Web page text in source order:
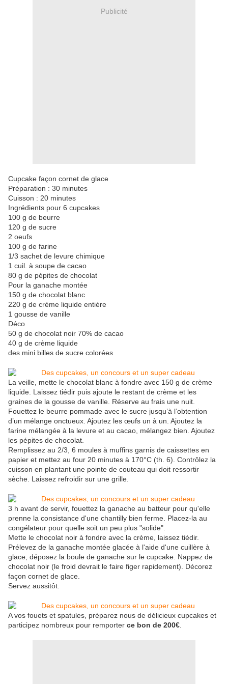
Publicité
Cupcake façon cornet de glace
Préparation : 30 minutes
Cuisson : 20 minutes
Ingrédients pour 6 cupcakes
100 g de beurre
120 g de sucre
2 oeufs
100 g de farine
1/3 sachet de levure chimique
1 cuil. à soupe de cacao
80 g de pépites de chocolat
Pour la ganache montée
150 g de chocolat blanc
220 g de crème liquide entière
1 gousse de vanille
Déco
50 g de chocolat noir 70% de cacao
40 g de crème liquide
des mini billes de sucre colorées
La veille, mette le chocolat blanc à fondre avec 150 g de crème
liquide. Laissez tiédir puis ajoute le restant de crème et les
graines de la gousse de vanille. Réserve au frais une nuit.
Fouettez le beurre pommade avec le sucre jusqu’à l’obtention
d’un mélange onctueux. Ajoutez les œufs un à un. Ajoutez la
farine mélangée à la levure et au cacao, mélangez bien. Ajoutez
les pépites de chocolat.
Remplissez au 2/3, 6 moules à muffins garnis de caissettes en
papier et mettez au four 20 minutes à 170°C (th. 6). Contrôlez la
cuisson en plantant une pointe de couteau qui doit ressortir
sèche. Laissez refroidir sur une grille.
3 h avant de servir, fouettez la ganache au batteur pour qu'elle
prenne la consistance d'une chantilly bien ferme. Placez-la au
congélateur pour quelle soit un peu plus "solide".
Mette le chocolat noir à fondre avec la crème, laissez tiédir.
Prélevez de la ganache montée glacée à l'aide d'une cuillère à
glace, déposez la boule de ganache sur le cupcake. Nappez de
chocolat noir (le froid devrait le faire figer rapidement). Décorez
façon cornet de glace.
Servez aussitôt.
A vos fouets et spatules, préparez nous de délicieux cupcakes et
participez nombreux pour remporter ce bon de 200€